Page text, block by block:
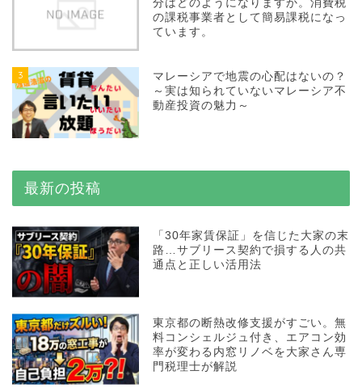
分はどのようになりますか。消費税
の課税事業者として簡易課税になっ
ています。
3
マレーシアで地震の心配はないの？
～実は知られていないマレーシア不
動産投資の魅力～
最新の投稿
「30年家賃保証」を信じた大家の末
路…サブリース契約で損する人の共
通点と正しい活用法
東京都の断熱改修支援がすごい。無
料コンシェルジュ付き、エアコン効
率が変わる内窓リノベを大家さん専
門税理士が解説